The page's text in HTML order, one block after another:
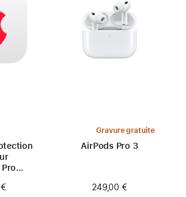
Gravure gratuite
AirPods Pro 3
249,00 €